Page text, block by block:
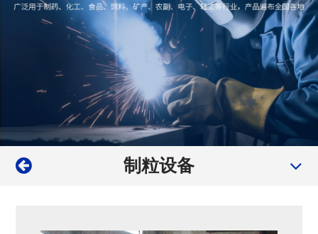
制粒设备